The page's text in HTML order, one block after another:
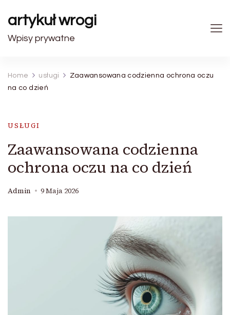
artykuł wrogi
Wpisy prywatne
Home usługi
Zaawansowana codzienna ochrona oczu
na co dzień
USŁUGI
Zaawansowana codzienna
ochrona oczu na co dzień
Admin 9 Maja 2026